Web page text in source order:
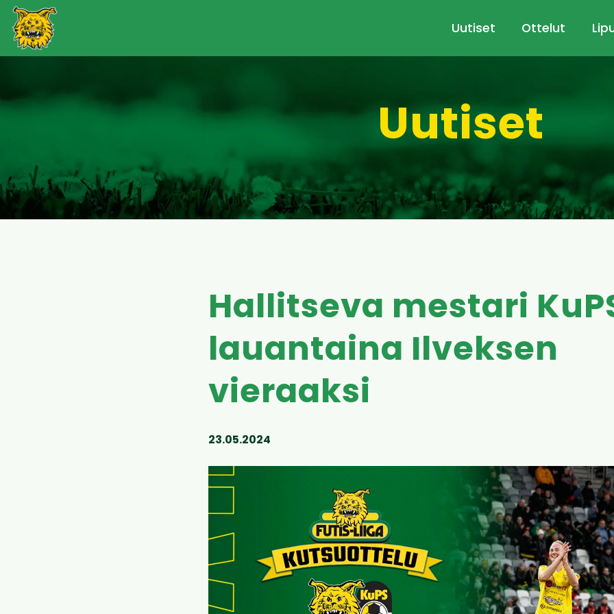
Uutiset Ottelut
Uutiset
Hallitseva mestari
lauantaina Ilveksen
vieraaksi
23.05.2024